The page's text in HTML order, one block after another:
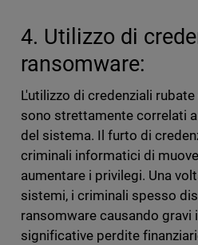
4. Utilizzo di
ransomware:
L'utilizzo di credenziali
sono strettamente correlati
del sistema. Il furto di
criminali informatici di
aumentare i privilegi. Una
sistemi, i criminali spesso
ransomware causando gravi
significative perdite